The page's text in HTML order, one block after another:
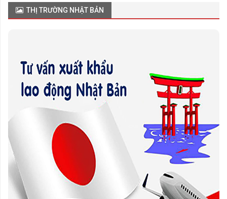
THỊ TRƯỜNG NHẬT BẢN